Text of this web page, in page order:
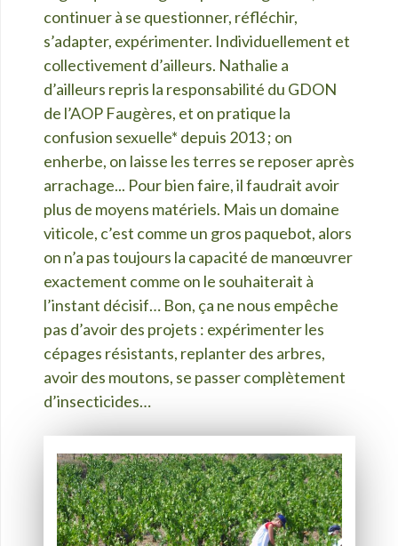
continuer à se questionner, réfléchir,
s’adapter, expérimenter. Individuellement et
collectivement d’ailleurs. Nathalie a
d’ailleurs repris la responsabilité du GDON
de l’AOP Faugères, et on pratique la
confusion sexuelle* depuis 2013 ; on
enherbe, on laisse les terres se reposer après
arrachage... Pour bien faire, il faudrait avoir
plus de moyens matériels. Mais un domaine
viticole, c’est comme un gros paquebot, alors
on n’a pas toujours la capacité de manœuvrer
exactement comme on le souhaiterait à
l’instant décisif… Bon, ça ne nous empêche
pas d’avoir des projets : expérimenter les
cépages résistants, replanter des arbres,
avoir des moutons, se passer complètement
d’insecticides…